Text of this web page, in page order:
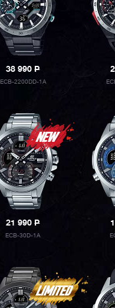
38 990P
ECB-2200DD-1A
21 990P
ECB-30D-1A